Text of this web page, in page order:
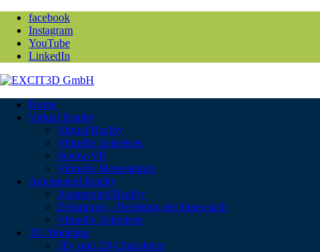
facebook
Instagram
YouTube
LinkedIn
Home
Virtual Reality
Virtual Reality
Virtuelle Zeitreisen
Senior-VR
Virtuelle Messestände
Augmented Reality
Augmented Reality
Zeitsprung – Belebung der Innenstadt
Virtuelle Zeitreisen
3D Modeling
3D- und 2D-Charaktere